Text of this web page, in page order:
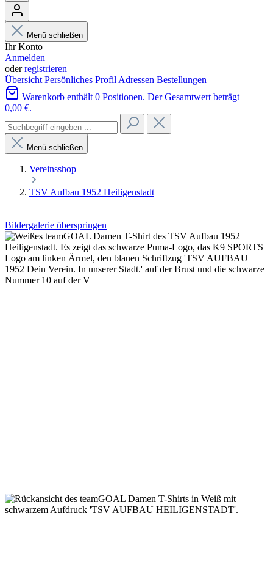
Menü schließen
Ihr Konto
Anmelden
oderregistrieren
Übersicht Persönliches Profil Adressen Bestellungen
Warenkorb enthält 0 Positionen. Der Gesamtwert beträgt
0,00 €.
Menü schließen
Vereinsshop
TSV Aufbau 1952 Heiligenstadt
Bildergalerie überspringen